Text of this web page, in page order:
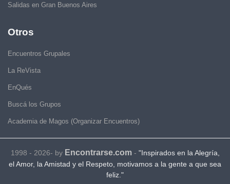
Salidas en Gran Buenos Aires
Otros
Encuentros Grupales
La ReVista
EnQués
Buscá los Grupos
Academia de Magos (Organizar Encuentros)
1998 - 2026- by Encontrarse.com- "Inspirados en la Alegría,
el Amor, la Amistad y el Respeto, motivamos a la gente a que sea
feliz."